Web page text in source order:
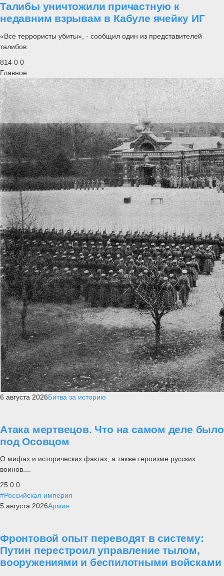
Талибы уничтожили причастную к
недавним взрывам в Кабуле ячейку ИГ
«Все террористы убиты», - сообщил один из представителей
талибов.
814 0 0
Главное
6 августа 2026Битва за историю
Атака мертвецов. Что на самом деле было
под Осовцом
О мифах и исторических фактах, а также героизме русских
воинов....
25 0 0
#Российская империя
5 августа 2026Армия
Фронтовой опыт переводят в систему:
Путин перестроил управление тылом,
вооружениями и беспилотными войсками